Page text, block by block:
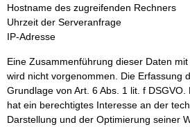
Hostname des zugreifenden Rechners
Uhrzeit der Serveranfrage
IP-Adresse
Eine Zusammenführung dieser Daten
wird nicht vorgenommen. Die Erfassung
Grundlage von Art. 6 Abs. 1 lit. f
hat ein berechtigtes Interesse an der
Darstellung und der Optimierung seiner